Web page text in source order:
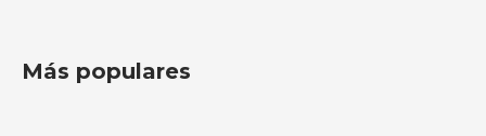
Más populares